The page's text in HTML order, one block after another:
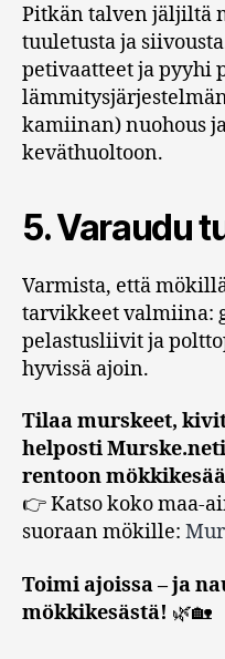
Pitkän talven jäljiltä
tuuletusta ja
petivaatteet ja pyyhi
kamiinan) nuohous
keväthuoltoon.
5. Varaudu
Varmista, että
tarvikkeet valmiina:
pelastusliivit ja
hyvissä ajoin.
Tilaa murskeet,
helposti
rentoon
👉 Katso koko maa-
suoraan mökille:
Toimi ajoissa – ja
mökkikesästä! 🌿🏡